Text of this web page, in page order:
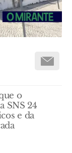
o
SNS 24
e da